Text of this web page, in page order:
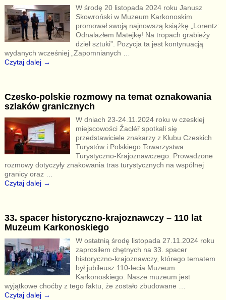
W środę 20 listopada 2024 roku Janusz
Skowroński w Muzeum Karkonoskim
promował swoją najnowszą książkę „Lorentz:
Odnalazłem Matejkę! Na tropach grabieży
dzieł sztuki”. Pozycja ta jest kontynuacją
wydanych wcześniej „Zapomnianych
Czytaj dalej →
Czesko-polskie rozmowy na temat oznakowania
szlaków granicznych
W dniach 23-24.11.2024 roku w czeskiej
miejscowości Žacléř spotkali się
przedstawiciele znakarzy z Klubu Czeskich
Turystów i Polskiego Towarzystwa
Turystyczno-Krajoznawczego. Prowadzone
rozmowy dotyczyły znakowania tras turystycznych na wspólnej
granicy oraz
Czytaj dalej →
33. spacer historyczno-krajoznawczy – 110 lat
Muzeum Karkonoskiego
W ostatnią środę listopada 27.11.2024 roku
zaprosiłem chętnych na 33. spacer
historyczno-krajoznawczy, którego tematem
był jubileusz 110-lecia Muzeum
Karkonoskiego. Nasze muzeum jest
wyjątkowe choćby z tego faktu, że zostało zbudowane …
Czytaj dalej →